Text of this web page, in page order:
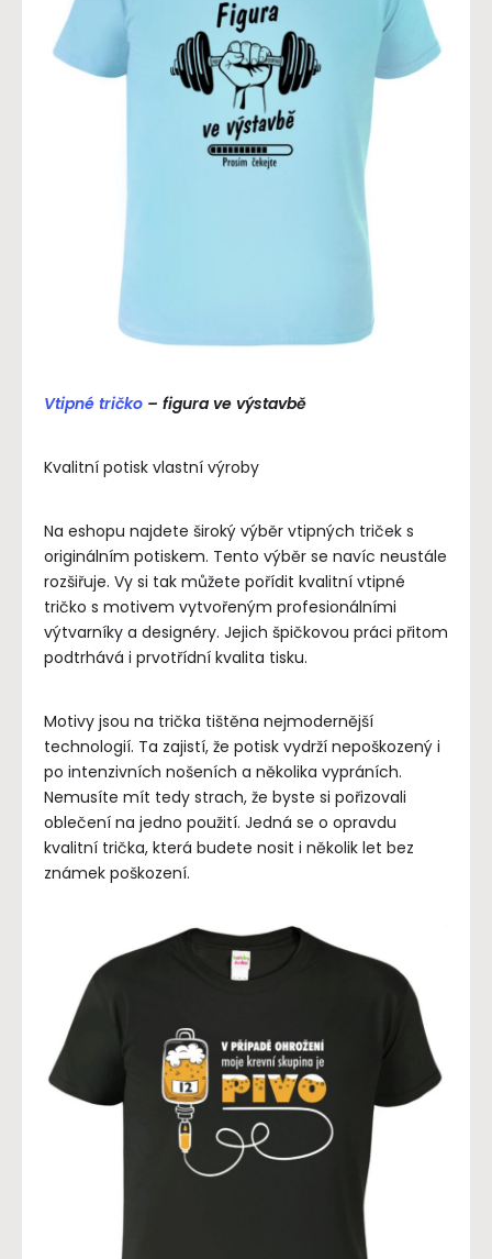
Vtipné tričko – figura ve výstavbě
Kvalitní potisk vlastní výroby
Na eshopu najdete široký výběr vtipných triček s
originálním potiskem. Tento výběr se navíc neustále
rozšiřuje. Vy si tak můžete pořídit kvalitní vtipné
tričko s motivem vytvořeným profesionálními
výtvarníky a designéry. Jejich špičkovou práci přitom
podtrhává i prvotřídní kvalita tisku.
Motivy jsou na trička tištěna nejmodernější
technologií. Ta zajistí, že potisk vydrží nepoškozený i
po intenzivních nošeních a několika vypráních.
Nemusíte mít tedy strach, že byste si pořizovali
oblečení na jedno použití. Jedná se o opravdu
kvalitní trička, která budete nosit i několik let bez
známek poškození.